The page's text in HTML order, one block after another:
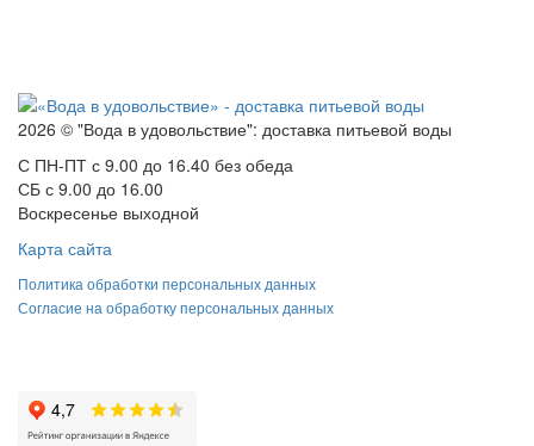
2026 © "Вода в удовольствие": доставка питьевой воды
С ПН-ПТ с 9.00 до 16.40 без обеда
СБ с 9.00 до 16.00
Воскресенье выходной
Карта сайта
Политика обработки персональных данных
Согласие на обработку персональных данных